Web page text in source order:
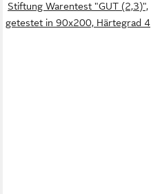
Stiftung Warentest "GUT (2,3)",
getestet in 90x200, Härtegrad 4